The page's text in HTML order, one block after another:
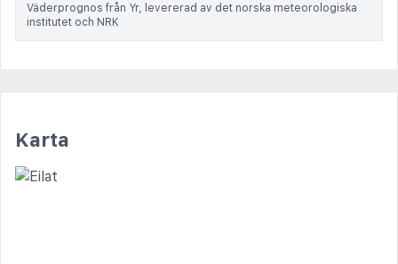
Väderprognos från Yr, levererad av det norska meteorologiska
institutet och NRK
Karta